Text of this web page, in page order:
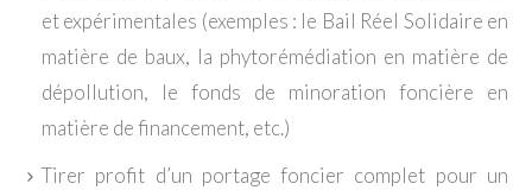
et expérimentales (exemples : le Bail Réel Solidaire en
matière de baux, la phytorémédiation en matière de
dépollution, le fonds de minoration foncière en
matière de financement, etc.)
Tirer profit d’un portage foncier complet pour un